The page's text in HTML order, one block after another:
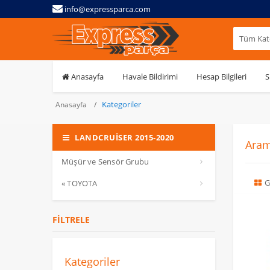
info@expressparca.com
Tüm
Anasayfa Havale Bildirimi Hesap Bilgileri
Anasayfa Kategoriler
LANDCRUİSER 2015-2020
Müşür ve Sensör Grubu
« TOYOTA
FILTRELE
Kategoriler